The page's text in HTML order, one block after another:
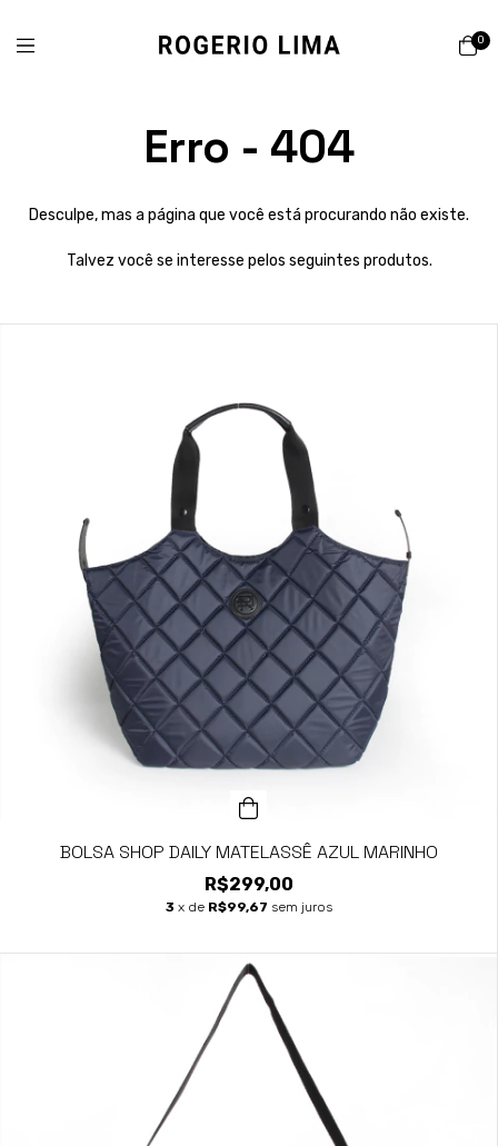
0
Erro - 404
Desculpe, mas a página que você está procurando não existe.
Talvez você se interesse pelos seguintes produtos.
BOLSA SHOP DAILY MATELASSÊ AZUL MARINHO
R$299,00
3 x de R$99,67 sem juros